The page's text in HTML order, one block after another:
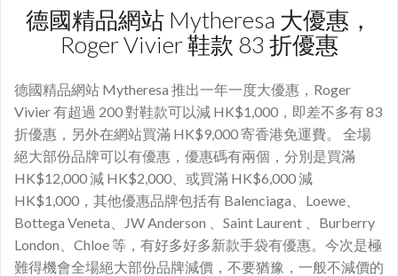
德國精品網站 Mytheresa 大優惠，
Roger Vivier 鞋款 83 折優惠
德國精品網站 Mytheresa 推出一年一度大優惠，Roger
Vivier 有超過 200 對鞋款可以減 HK$1,000，即差不多有 83
折優惠，另外在網站買滿 HK$9,000 寄香港免運費。 全場
絕大部份品牌可以有優惠，優惠碼有兩個，分別是買滿
HK$12,000 減 HK$2,000、或買滿 HK$6,000 減
HK$1,000，其他優惠品牌包括有 Balenciaga、Loewe、
Bottega Veneta、JW Anderson 、Saint Laurent 、Burberry
London、Chloe 等，有好多好多新款手袋有優惠。今次是極
難得機會全場絕大部份品牌減價，不要猶豫，一般不減價的